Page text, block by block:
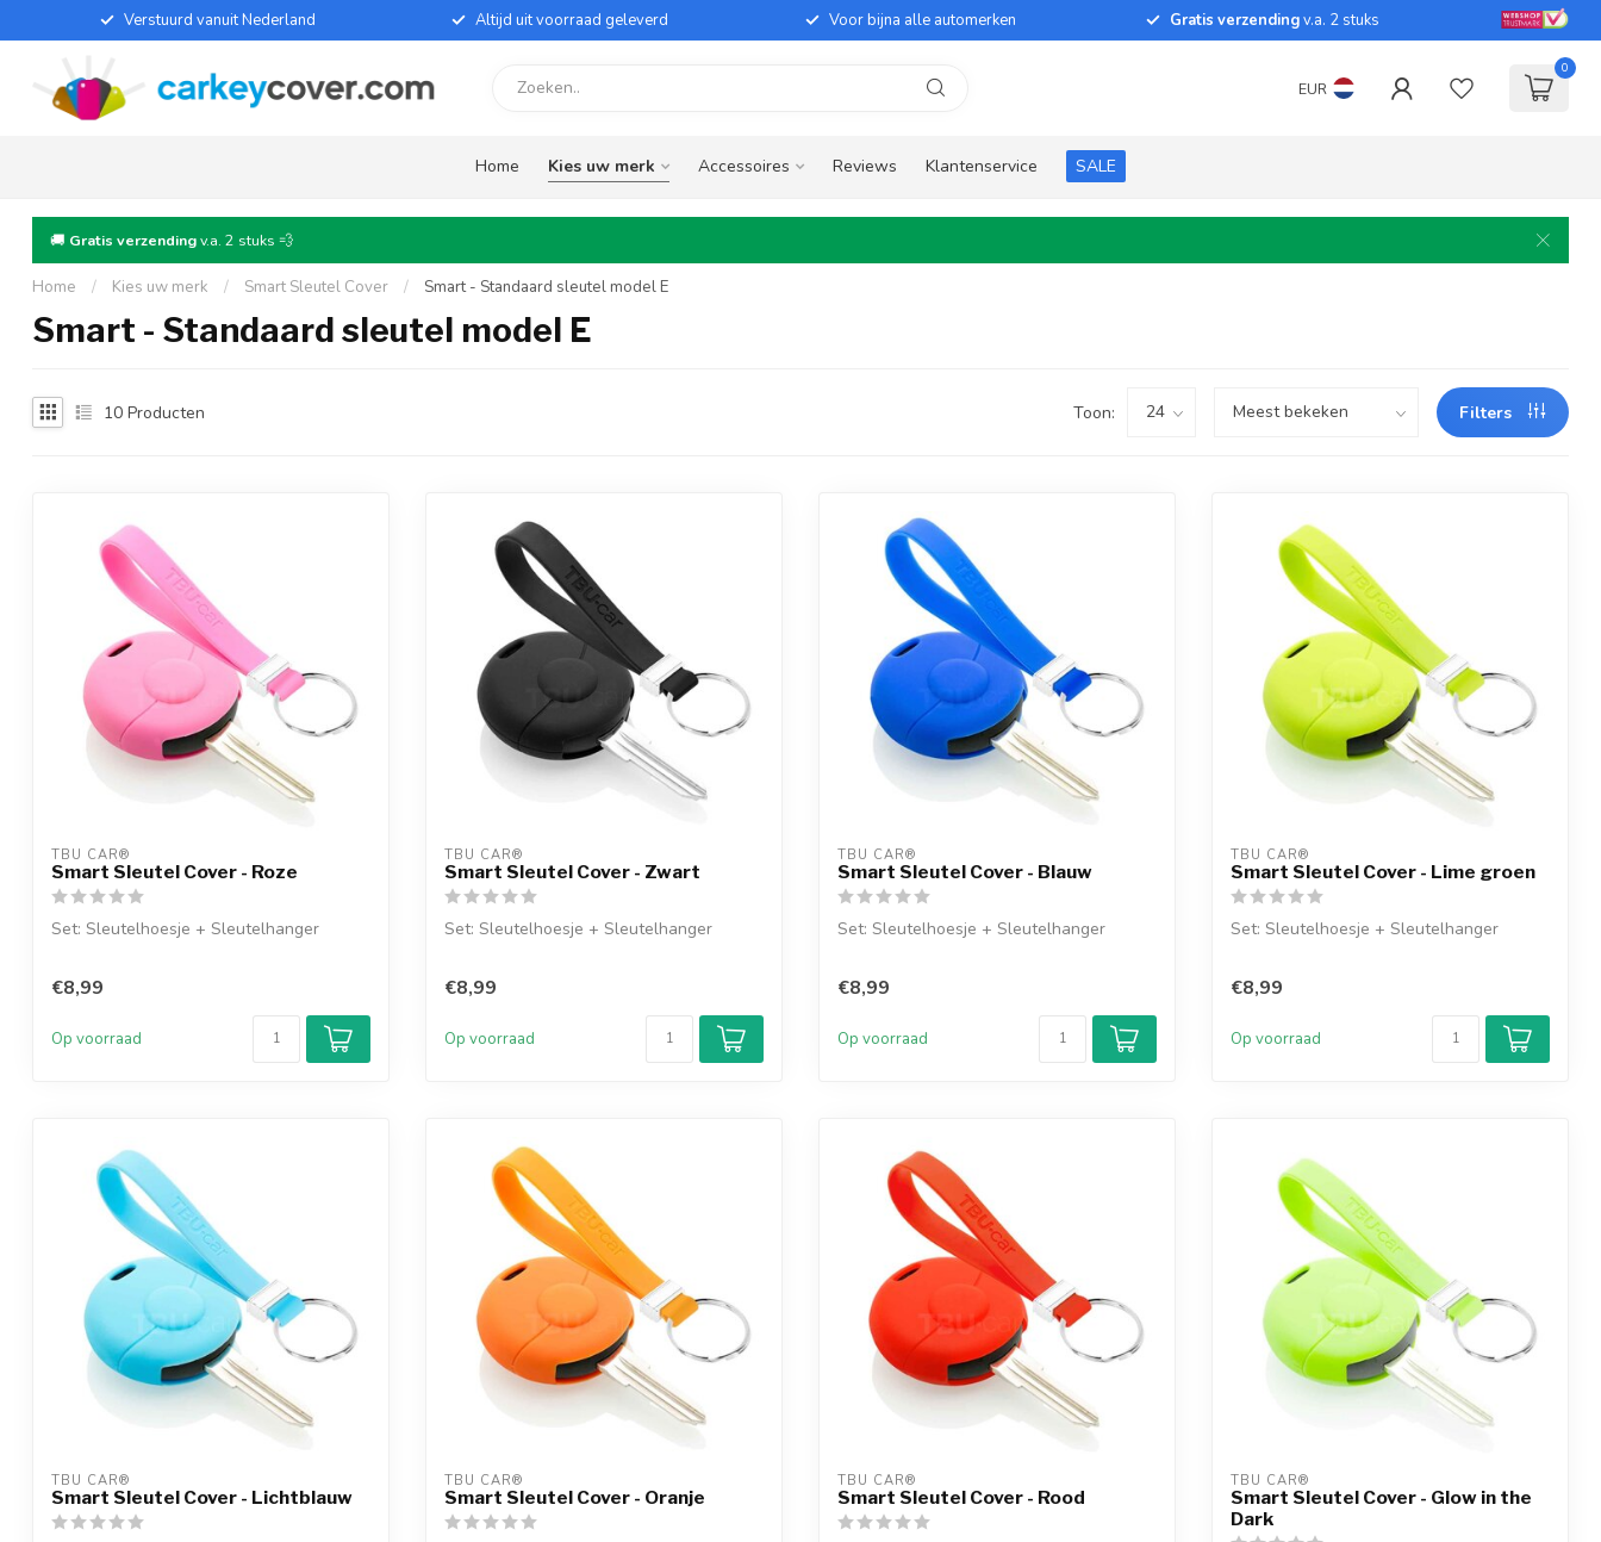
Verstuurd vanuit Nederland Altijd uit voorraad geleverd Voor bijna alle automerken Gratis verzendingv.a. 2 stuks
EUR
0
Home Kies uw merk Accessoires Reviews Klantenservice SALE
🚚 Gratis verzendingv.a. 2 stuks 💨
Home / Kies uw merk / Smart Sleutel Cover / Smart - Standaard sleutel model E
Smart - Standaard sleutel model E
10 Producten Toon: Filters
TBU CAR®
Smart Sleutel Cover - Roze
Set: Sleutelhoesje + Sleutelhanger
€8,99
Op voorraad
TBU CAR®
Smart Sleutel Cover - Zwart
Set: Sleutelhoesje + Sleutelhanger
€8,99
Op voorraad
TBU CAR®
Smart Sleutel Cover - Blauw
Set: Sleutelhoesje + Sleutelhanger
€8,99
Op voorraad
TBU CAR®
Smart Sleutel Cover - Lime groen
Set: Sleutelhoesje + Sleutelhanger
€8,99
Op voorraad
TBU CAR®
Smart Sleutel Cover - Lichtblauw
TBU CAR®
Smart Sleutel Cover - Oranje
TBU CAR®
Smart Sleutel Cover - Rood
TBU CAR®
Smart Sleutel Cover - Glow in the
Dark